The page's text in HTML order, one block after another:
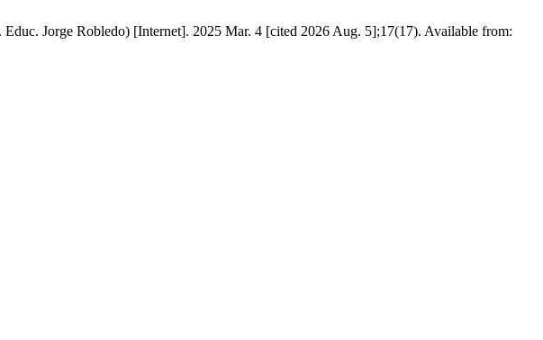
Jorge Robledo) [Internet]. 2025 Mar. 4 [cited 2026 Aug. 5];17(17). Available from: